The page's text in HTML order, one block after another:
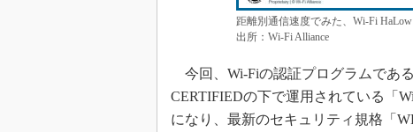
距離別通信速度でみた、Wi-Fi
出所：Wi-Fi Alliance
今回、Wi-Fiの認証プログラムであ
CERTIFIEDの下で運用されている「
になり、最新のセキュリティ規格「